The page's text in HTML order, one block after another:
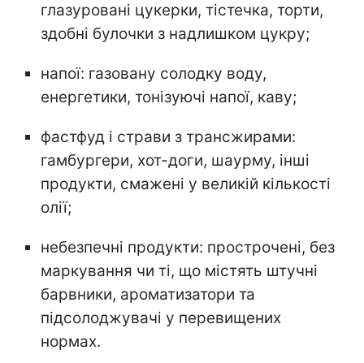
глазуровані цукерки, тістечка, торти,
здобні булочки з надлишком цукру;
напої: газовану солодку воду,
енергетики, тонізуючі напої, каву;
фастфуд і страви з трансжирами:
гамбургери, хот-доги, шаурму, інші
продукти, смажені у великій кількості
олії;
небезпечні продукти: прострочені, без
маркування чи ті, що містять штучні
барвники, ароматизатори та
підсолоджувачі у перевищених
нормах.